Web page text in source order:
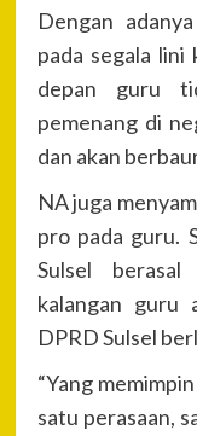
Dengan
pada segala lini
depan guru
pemenang di
dan akan
NA juga
pro pada guru.
Sulsel
kalangan guru
DPRD Sulsel
“Yang
satu perasaan,